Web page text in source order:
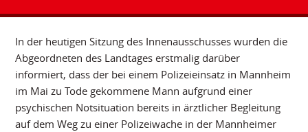
In der heutigen Sitzung des Innenausschusses wurden die
Abgeordneten des Landtages erstmalig darüber
informiert, dass der bei einem Polizeieinsatz in Mannheim
im Mai zu Tode gekommene Mann aufgrund einer
psychischen Notsituation bereits in ärztlicher Begleitung
auf dem Weg zu einer Polizeiwache in der Mannheimer